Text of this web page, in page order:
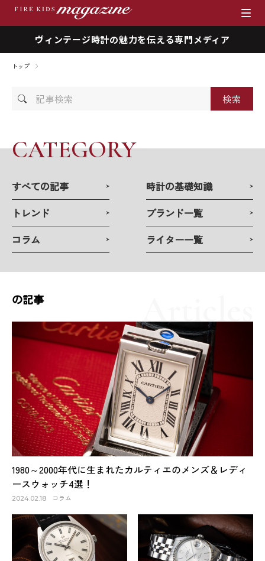
ヴィンテージ時計の魅力を伝える専門メディア
ブランド
時計を売りたい方へ
ファイアーキッズマガジン
採用情報
トップ
記
CATEGORY
すべての記事
トレンド
コラム
時計の基礎知識
ブランド一覧
ライター一覧
の記事
1980～2000年代に生まれたカルティエのメンズ＆レディ
ースウォッチ4選！
2024.02.18 コラム